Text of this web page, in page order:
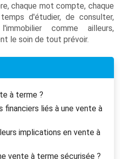
chaque mot compte, chaque
d'étudier, de consulter,
comme ailleurs,
le soin de tout prévoir.
à terme ?
financiers liés à une vente à
implications en vente à
vente à terme sécurisée ?